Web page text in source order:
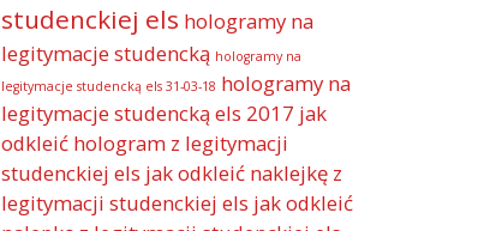
studenckiej els hologramy na
legitymacje studencką hologramy na
legitymacje studencką els 31-03-18 hologramy na
legitymacje studencką els 2017 jak
odkleić hologram z legitymacji
studenckiej els jak odkleić naklejkę z
legitymacji studenckiej els jak odkleić